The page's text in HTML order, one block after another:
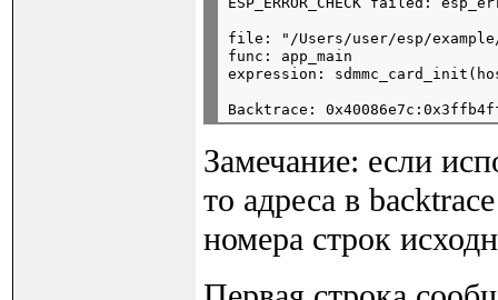
file: "/Users/user/esp/
func: app_main
Замечание: если
то адреса в
номера строк